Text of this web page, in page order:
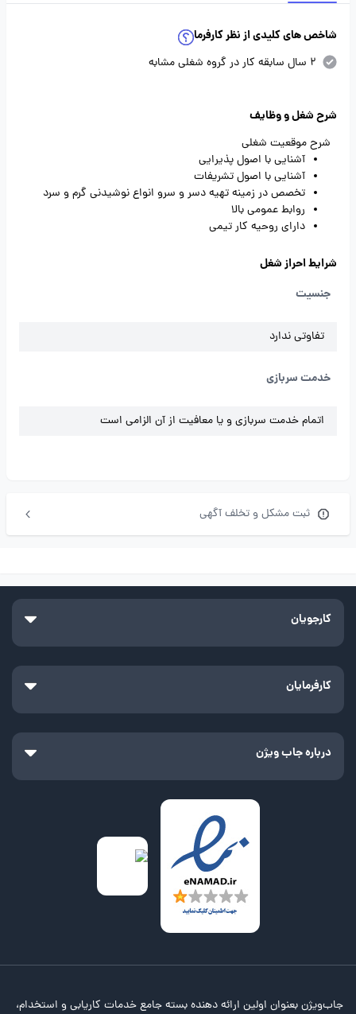
شاخص های کلیدی از نظر کارفرما
2 سال سابقه کار در گروه شغلی مشابه
شرح شغل و وظایف
شرح موقعیت شغلی
آشنایی با اصول پذیرایی
آشنایی با اصول تشریفات
تخصص در زمینه تهیه دسر و سرو انواع نوشیدنی گرم و سرد
روابط عمومی بالا
دارای روحیه کار تیمی
شرایط احراز شغل
جنسیت
تفاوتی ندارد
خدمت سربازی
اتمام خدمت سربازی و یا معافیت از آن الزامی است
ثبت مشکل و تخلف آگهی
کارجویان
کارفرمایان
درباره جاب ویژن
جاب‌ویژن بعنوان اولین ارائه دهنده بسته جامع خدمات کاریابی و استخدام،